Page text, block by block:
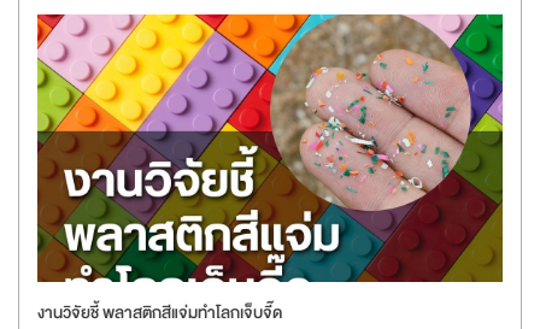
งานวิจัยชี้ พลาสติกสีแจ่มทำโลกเจ็บจี๊ด